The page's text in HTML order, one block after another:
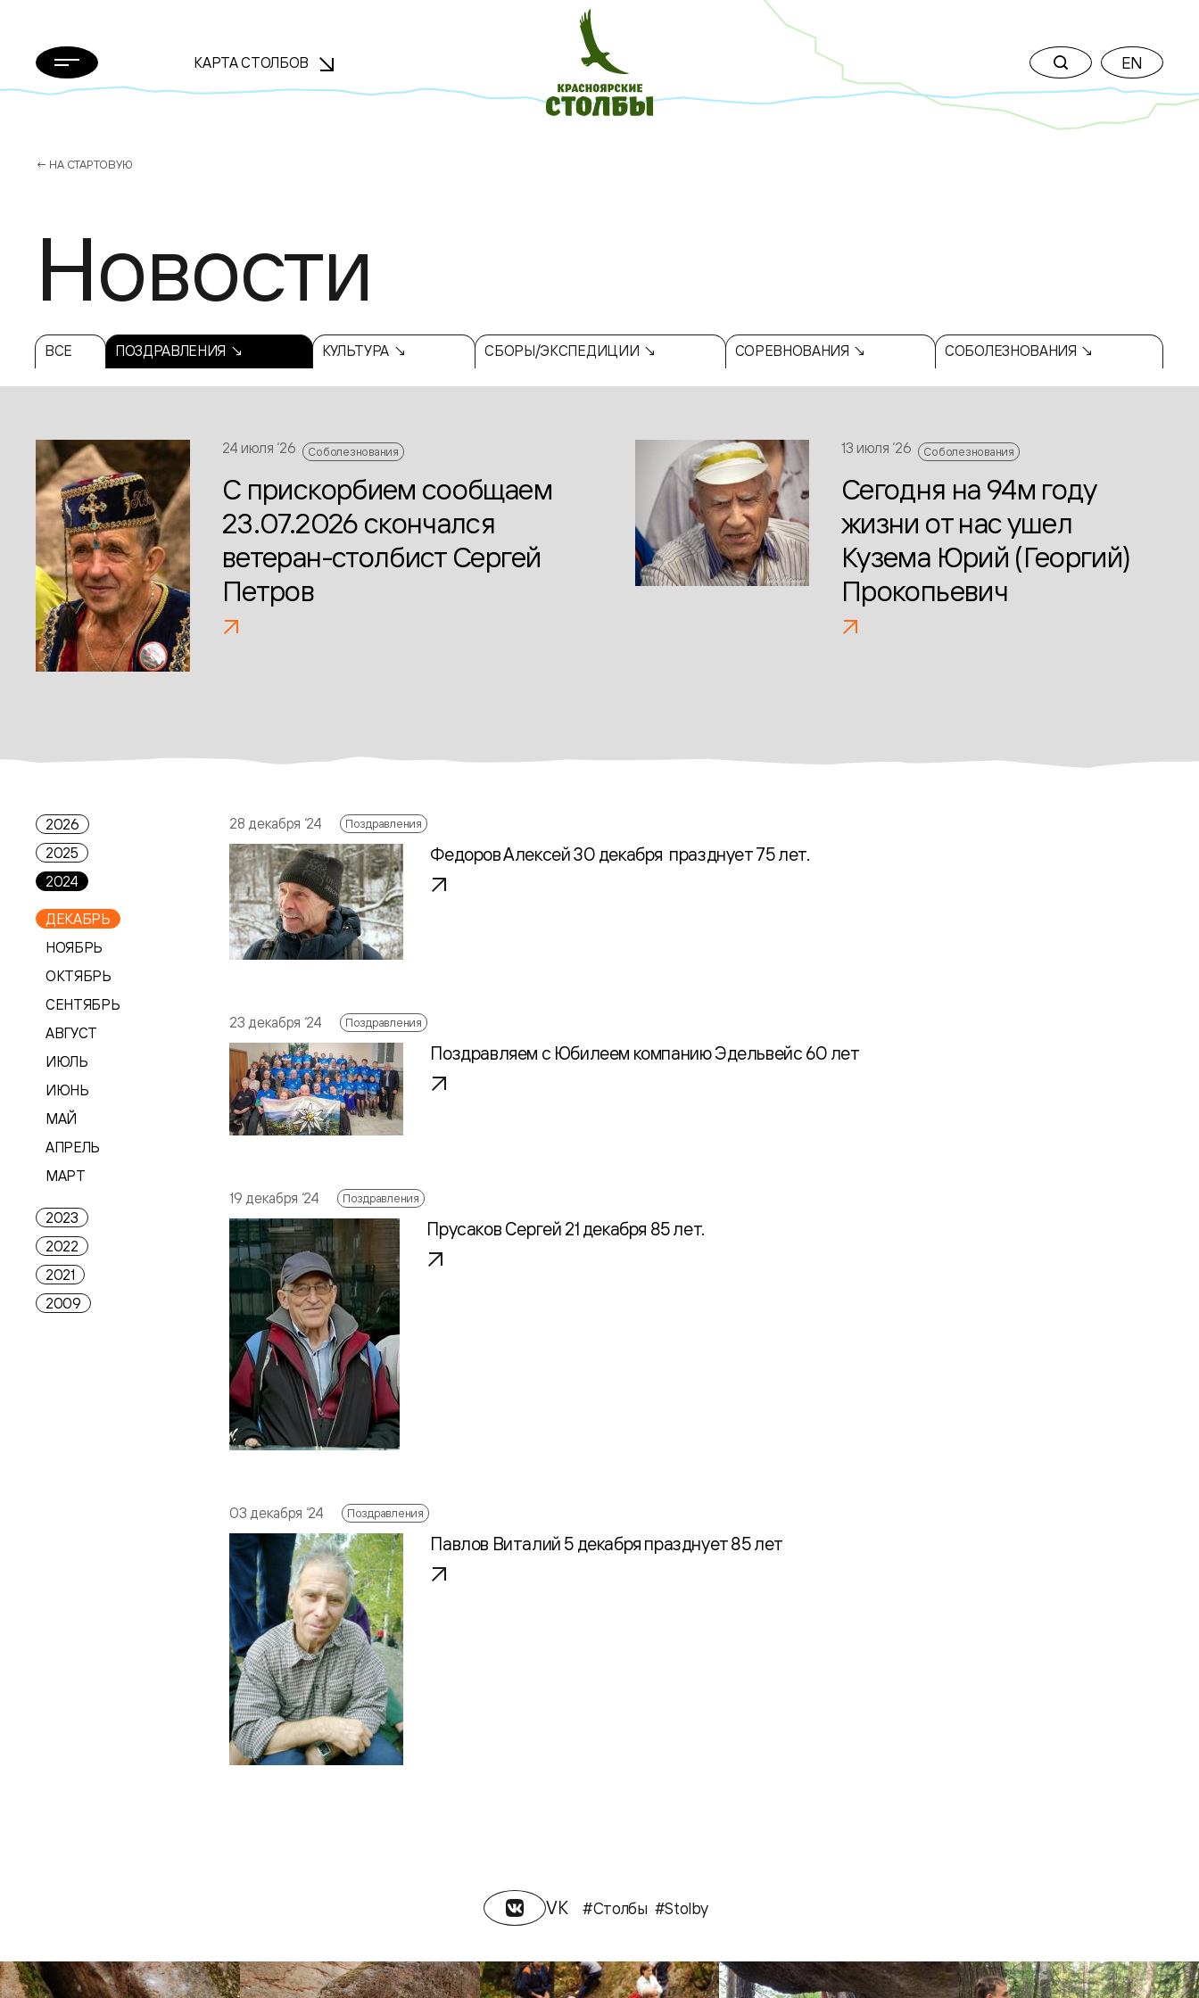
КАРТА СТОЛБОВ EN
← НА СТАРТОВУЮ
Новости
ВСЕ ПОЗДРАВЛЕНИЯ ↘ КУЛЬТУРА ↘ СБОРЫ/ЭКСПЕДИЦИИ ↘ СОРЕВНОВАНИЯ ↘ СОБОЛЕЗНОВАНИЯ ↘
24 июля ‘26 Соболезнования
С прискорбием сообщаем
23.07.2026 скончался
ветеран-столбист Сергей
Петров
13 июля ‘26 Соболезнования
Сегодня на 94м году
жизни от нас ушел
Кузема Юрий (Георгий)
Прокопьевич
2026
2025
2024
ДЕКАБРЬ
НОЯБРЬ
ОКТЯБРЬ
СЕНТЯБРЬ
АВГУСТ
ИЮЛЬ
ИЮНЬ
МАЙ
АПРЕЛЬ
МАРТ
2023
2022
2021
2009
28 декабря ‘24 Поздравления
Федоров Алексей 30 декабря празднует 75 лет.
23 декабря ‘24 Поздравления
Поздравляем с Юбилеем компанию Эдельвейс 60 лет
19 декабря ‘24 Поздравления
Прусаков Сергей 21 декабря 85 лет.
03 декабря ‘24 Поздравления
Павлов Виталий 5 декабря празднует 85 лет
VK #Столбы #Stolby